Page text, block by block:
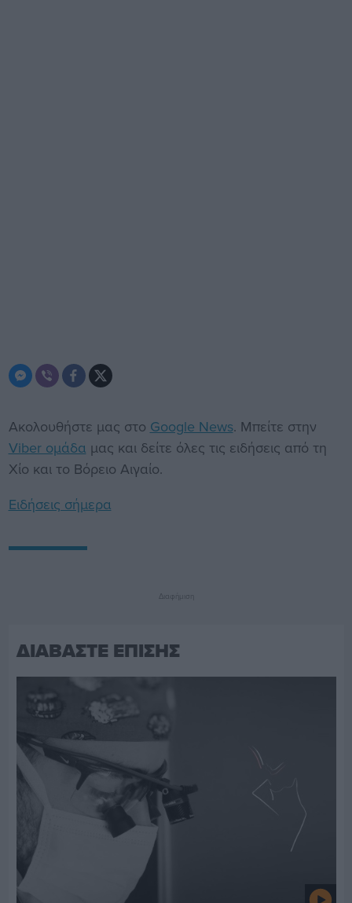
Ακολουθήστε μας στο Google News. Μπείτε στην
Viber ομάδα μας και δείτε όλες τις ειδήσεις από τη
Χίο και το Βόρειο Αιγαίο.
Ειδήσεις σήμερα
Διαφήμιση
ΔΙΑΒΑΣΤΕ ΕΠΙΣΗΣ